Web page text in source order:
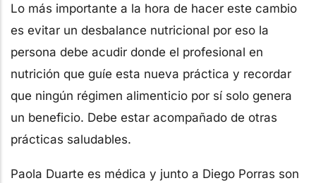
Lo más importante a la hora de hacer este cambio
es evitar un desbalance nutricional por eso la
persona debe acudir donde el profesional en
nutrición que guíe esta nueva práctica y recordar
que ningún régimen alimenticio por sí solo genera
un beneficio. Debe estar acompañado de otras
prácticas saludables.
Paola Duarte es médica y junto a Diego Porras son